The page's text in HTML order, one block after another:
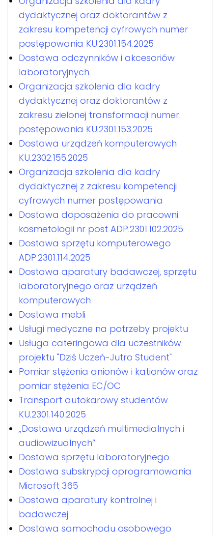
dydaktycznej oraz doktorantów z
zakresu kompetencji cyfrowych numer
postępowania KU.2301.154.2025
Dostawa odczynników i akcesoriów
laboratoryjnych
Organizacja szkolenia dla kadry
dydaktycznej oraz doktorantów z
zakresu zielonej transformacji numer
postępowania KU.2301.153.2025
Dostawa urządzeń komputerowych
KU.2302.155.2025
Organizacja szkolenia dla kadry
dydaktycznej z zakresu kompetencji
cyfrowych numer postępowania
Dostawa doposażenia do pracowni
kosmetologii nr post ADP.2301.102.2025
Dostawa sprzętu komputerowego
ADP.2301.114.2025
Dostawa aparatury badawczej, sprzętu
laboratoryjnego oraz urządzeń
komputerowych
Dostawa mebli
Usługi medyczne na potrzeby projektu
Usługa cateringowa dla uczestników
projektu "Dziś Uczeń-Jutro Student"
Pomiar stężenia anionów i kationów oraz
pomiar stężenia EC/OC
Transport autokarowy studentów
KU.2301.140.2025
„Dostawa urządzeń multimedialnych i
audiowizualnych”
Dostawa sprzętu laboratoryjnego
Dostawa subskrypcji oprogramowania
Microsoft 365
Dostawa aparatury kontrolnej i
badawczej
Dostawa samochodu osobowego